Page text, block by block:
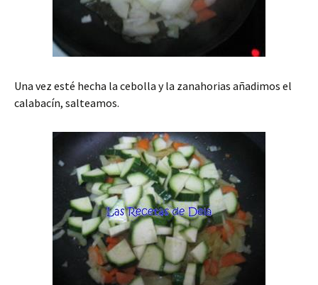
Una vez esté hecha la cebolla y la zanahorias añadimos el
calabacín, salteamos.